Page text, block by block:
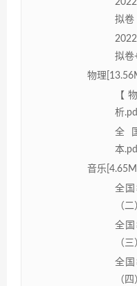
拟卷
拟卷
物理
【
析
全
本
音乐[4.65M]
全
（
全
（
全
（